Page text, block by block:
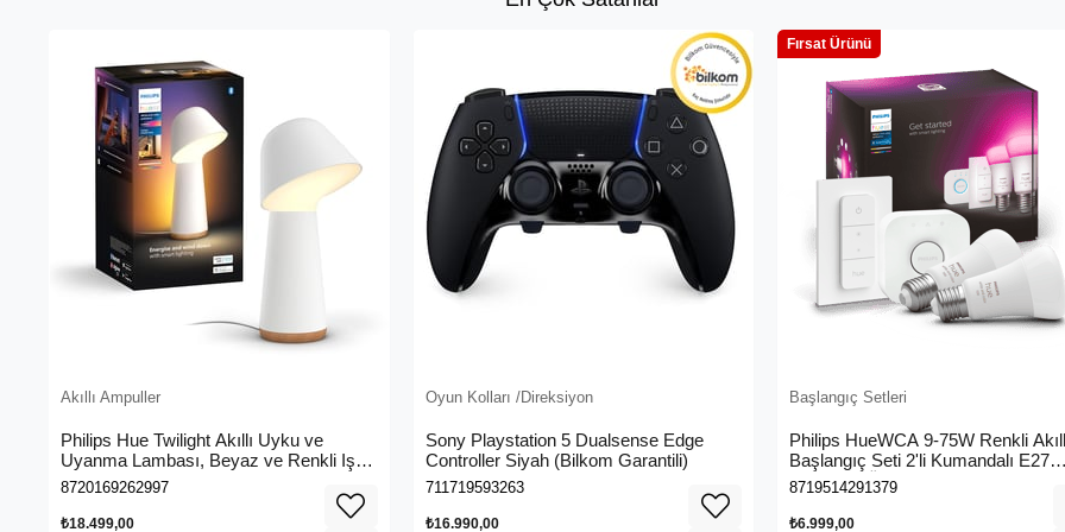
Akıllı Ampuller
Philips Hue Twilight Akıllı Uyku ve
Uyanma Lambası, Beyaz ve Renkli Işık,
Alexa, Apple Home ve Google Assistant
8720169262997
₺18.499,00
Oyun Kolları /Direksiyon
Sony Playstation 5 Dualsense Edge
Controller Siyah (Bilkom Garantili)
711719593263
₺16.990,00
Başlangıç Setleri
Philips HueWCA 9-75W Renkli
Başlangıç Seti 2'li Kumandalı E27
Bluetooth Özellikli
8719514291379
₺6.999,00
Fırsat Ürünü